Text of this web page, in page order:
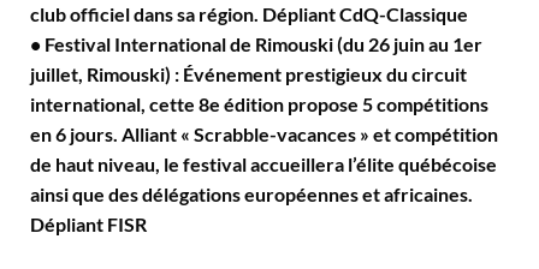
club officiel dans sa région. Dépliant CdQ-Classique
• Festival International de Rimouski (du 26 juin au 1er
juillet, Rimouski) : Événement prestigieux du circuit
international, cette 8e édition propose 5 compétitions
en 6 jours. Alliant « Scrabble-vacances » et compétition
de haut niveau, le festival accueillera l’élite québécoise
ainsi que des délégations européennes et africaines.
Dépliant FISR